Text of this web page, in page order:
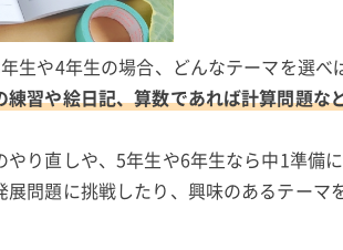
生や4年生の場合、どんなテーマを選べ
練習や絵日記、算数であれば計算問題
り直しや、5年生や6年生なら中1準備
問題に挑戦したり、興味のあるテーマ